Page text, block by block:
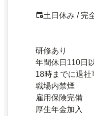
土日休み / 完
研修あり
年間休日110日
18時までに退社
職場内禁煙
雇用保険完備
厚生年金加入